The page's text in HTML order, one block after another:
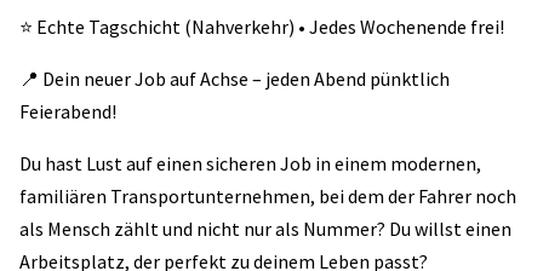
⭐️ Echte Tagschicht (Nahverkehr) • Jedes Wochenende frei!
📍 Dein neuer Job auf Achse – jeden Abend pünktlich
Feierabend!
Du hast Lust auf einen sicheren Job in einem modernen,
familiären Transportunternehmen, bei dem der Fahrer noch
als Mensch zählt und nicht nur als Nummer? Du willst einen
Arbeitsplatz, der perfekt zu deinem Leben passt?